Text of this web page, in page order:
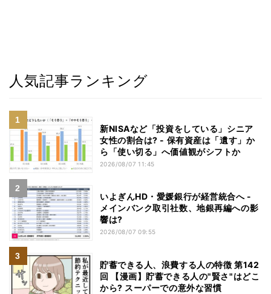
人気記事ランキング
新NISAなど「投資をしている」シニア
女性の割合は? - 保有資産は「遺す」か
ら「使い切る」へ価値観がシフトか
2026/08/07 11:45
いよぎんHD・愛媛銀行が経営統合へ -
メインバンク取引社数、地銀再編への影
響は?
2026/08/07 09:55
貯蓄できる人、浪費する人の特徴 第142
回 【漫画】貯蓄できる人の"賢さ"はどこ
から? スーパーでの意外な習慣